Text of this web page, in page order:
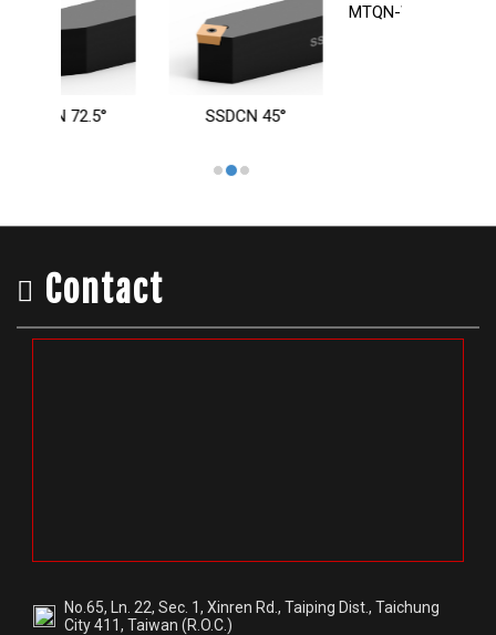
SSDCN 45°
MTQN-W 105°
Contact
No.65, Ln. 22, Sec. 1, Xinren Rd., Taiping Dist., Taichung
City 411, Taiwan (R.O.C.)